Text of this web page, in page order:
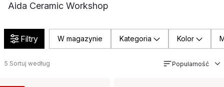
Aida Ceramic Workshop
Filtry W magazynie Kategoria Kolor
5 Sortuj według Popularność